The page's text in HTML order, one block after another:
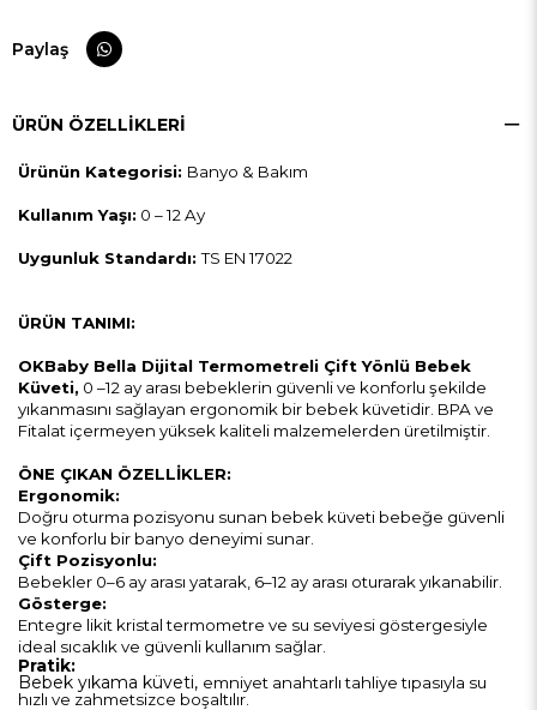
Paylaş
ÜRÜN ÖZELLIKLERI
Ürünün Kategorisi: Banyo & Bakım
Kullanım Yaşı: 0 – 12 Ay
Uygunluk Standardı:TS EN 17022
ÜRÜN TANIMI:
OKBaby Bella Dijital Termometreli Çift Yönlü Bebek
Küveti, 0 –12 ay arası bebeklerin güvenli ve konforlu şekilde
yıkanmasını sağlayan ergonomik bir bebek küvetidir. BPA ve
Fitalat içermeyen yüksek kaliteli malzemelerden üretilmiştir.
ÖNE ÇIKAN ÖZELLİKLER:
Ergonomik:
Doğru oturma pozisyonu sunan bebek küveti bebeğe güvenli
ve konforlu bir banyo deneyimi sunar.
Çift Pozisyonlu:
Bebekler 0–6 ay arası yatarak, 6–12 ay arası oturarak yıkanabilir.
Gösterge:
Entegre likit kristal termometre ve su seviyesi göstergesiyle
ideal sıcaklık ve güvenli kullanım sağlar.
Pratik:
Bebek yıkama küveti, emniyet anahtarlı tahliye tıpasıyla su
hızlı ve zahmetsizce boşaltılır.